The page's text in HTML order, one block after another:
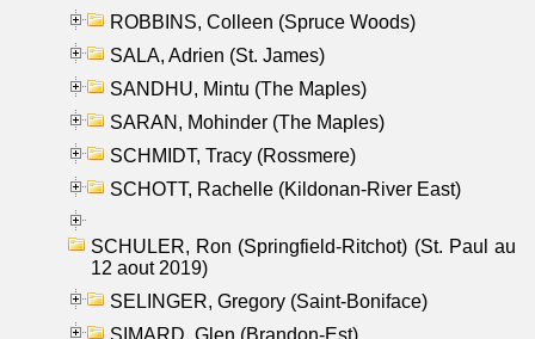
ROBBINS, Colleen (Spruce Woods)
SALA, Adrien (St. James)
SANDHU, Mintu (The Maples)
SARAN, Mohinder (The Maples)
SCHMIDT, Tracy (Rossmere)
SCHOTT, Rachelle (Kildonan-River East)
SCHULER, Ron (Springfield-Ritchot) (St. Paul au
12 aout 2019)
SELINGER, Gregory (Saint-Boniface)
SIMARD, Glen (Brandon-Est)